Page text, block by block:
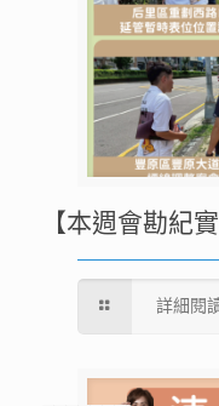
【本週會勘紀實
詳細閱